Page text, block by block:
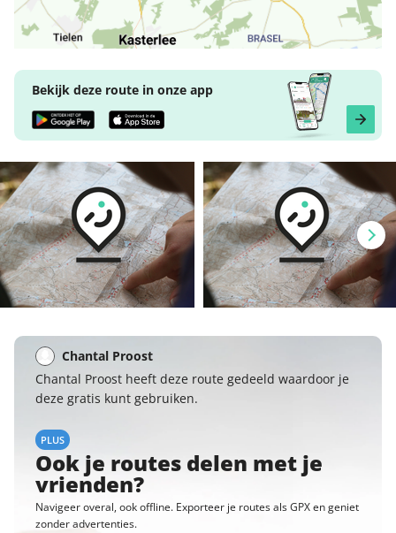
Bekijk deze route in onze app
Chantal Proost
Chantal Proost heeft deze route gedeeld waardoor je
deze gratis kunt gebruiken.
PLUS
Ook je routes delen met je
vrienden?
Navigeer overal, ook offline. Exporteer je routes als GPX en geniet
zonder advertenties.